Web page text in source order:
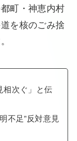
町・神恵内村
を核のごみ捨
相次ぐ」と伝
不足”反対意見